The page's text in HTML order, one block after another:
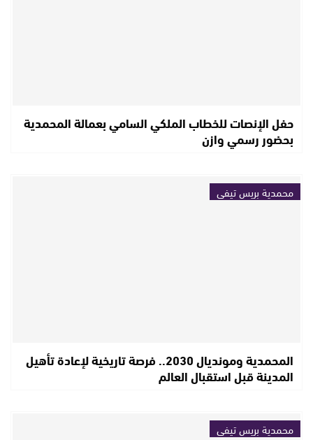
حفل الإنصات للخطاب الملكي السامي بعمالة المحمدية
بحضور رسمي وازن
محمدية بريس تيفي
المحمدية ومونديال 2030.. فرصة تاريخية لإعادة تأهيل
المدينة قبل استقبال العالم
محمدية بريس تيفي